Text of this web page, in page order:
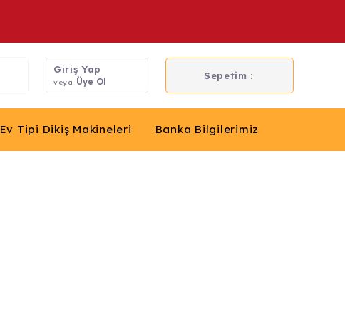
Giriş Yap
veya Üye Ol
Sepetim :
Ev Tipi Dikiş Makineleri Banka Bilgilerimiz